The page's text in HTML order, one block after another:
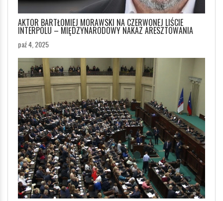
AKTOR BARTŁOMIEJ MORAWSKI NA CZERWONEJ LIŚCIE
INTERPOLU – MIĘDZYNARODOWY NAKAZ ARESZTOWANIA
paź 4, 2025